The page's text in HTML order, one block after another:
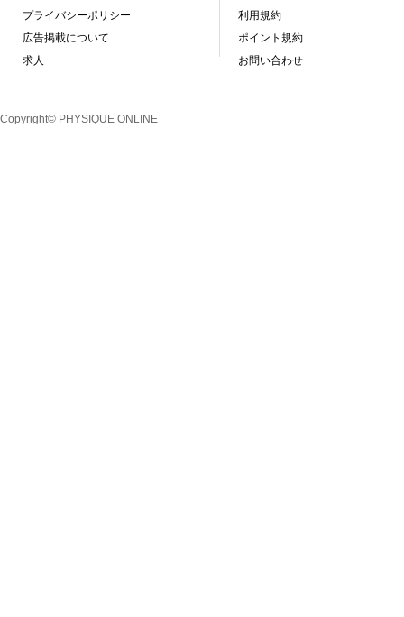
プライバシーポリシー
広告掲載について
求人
利用規約
ポイント規約
お問い合わせ
Copyright© PHYSIQUE ONLINE